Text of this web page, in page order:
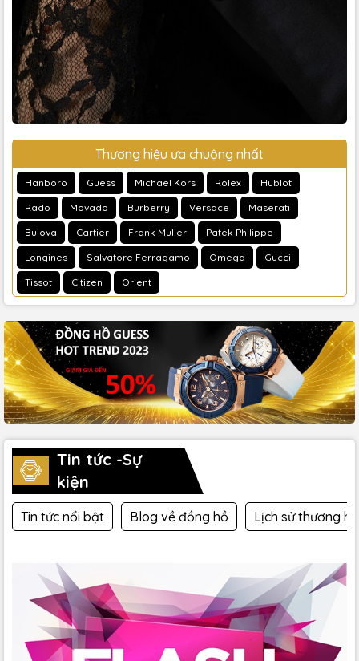
Thương hiệu ưa chuộng nhất
Hanboro Guess Michael Kors Rolex Hublot
Rado Movado Burberry Versace Maserati
Bulova Cartier Frank Muller Patek Philippe
Longines Salvatore Ferragamo Omega Gucci
Tissot Citizen Orient
Tin tức -Sự
kiện
Tin tức nổi bật Blog về đồng hồ Lịch sử thương